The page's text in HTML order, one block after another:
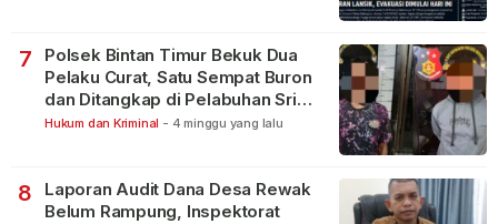
7
Polsek Bintan Timur Bekuk Dua
Pelaku Curat, Satu Sempat Buron
dan Ditangkap di Pelabuhan Sri
Bintan Pura
Hukum dan Kriminal - 4 minggu yang lalu
8
Laporan Audit Dana Desa Rewak
Belum Rampung, Inspektorat